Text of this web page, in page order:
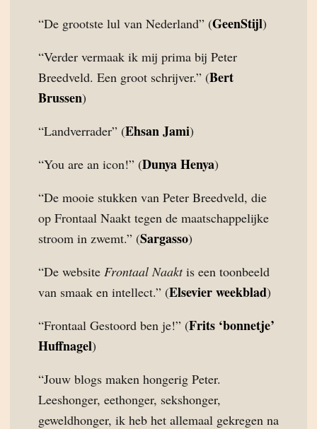
“De grootste lul van Nederland” (GeenStijl)
“Verder vermaak ik mij prima bij Peter
Breedveld. Een groot schrijver.” (Bert
Brussen)
“Landverrader” (Ehsan Jami)
“You are an icon!” (Dunya Henya)
“De mooie stukken van Peter Breedveld, die
op Frontaal Naakt tegen de maatschappelijke
stroom in zwemt.” (Sargasso)
“De website Frontaal Naaktis een toonbeeld
van smaak en intellect.” (Elsevier weekblad)
“Frontaal Gestoord ben je!” (Frits ‘bonnetje’
Huffnagel)
“Jouw blogs maken hongerig Peter.
Leeshonger, eethonger, sekshonger,
geweldhonger, ik heb het allemaal gekregen na